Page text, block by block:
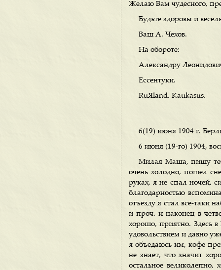
Желаю Вам чудесного,
Будьте здоровы и
Ваш А. Чехов.
На обороте:
Александру
Ессентуки.
RuЯland. Kaukasus.
6(19) июня 1904 г.
6 июня (19-го) 1904,
Милая Маша, пишу
очень холодно, пошел
руках, я не спал ночей,
благодарностью
отъезду я стал все-таки
и проч. и наконец в
хорошо, приятно. Здесь
удовольствием и давно
я объедаюсь им, кофе
не знает, что значит
остальное